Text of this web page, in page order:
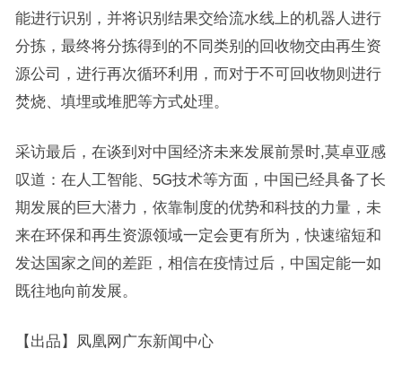
能进行识别，并将识别结果交给流水线上的机器人进行
分拣，最终将分拣得到的不同类别的回收物交由再生资
源公司，进行再次循环利用，而对于不可回收物则进行
焚烧、填埋或堆肥等方式处理。
采访最后，在谈到对中国经济未来发展前景时,莫卓亚感
叹道：在人工智能、5G技术等方面，中国已经具备了长
期发展的巨大潜力，依靠制度的优势和科技的力量，未
来在环保和再生资源领域一定会更有所为，快速缩短和
发达国家之间的差距，相信在疫情过后，中国定能一如
既往地向前发展。
【出品】凤凰网广东新闻中心